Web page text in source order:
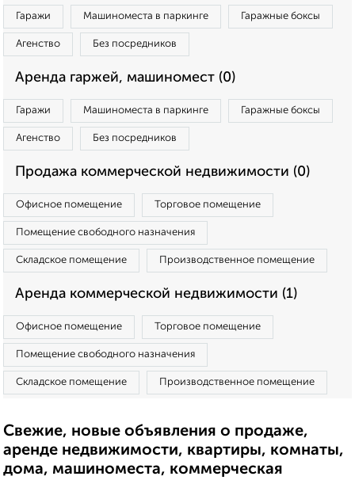
Гаражи Машиноместа в паркинге Гаражные боксы
Агенство Без посредников
Аренда гаржей, машиномест (0)
Гаражи Машиноместа в паркинге Гаражные боксы
Агенство Без посредников
Продажа коммерческой недвижимости (0)
Офисное помещение Торговое помещение
Помещение свободного назначения
Складское помещение Производственное помещение
Аренда коммерческой недвижимости (1)
Офисное помещение Торговое помещение
Помещение свободного назначения
Складское помещение Производственное помещение
Свежие, новые объявления о продаже,
аренде недвижимости, квартиры, комнаты,
дома, машиноместа, коммерческая